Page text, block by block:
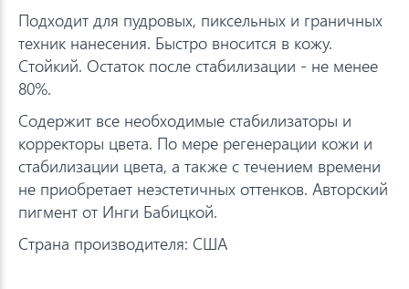
Подходит для пудровых, пиксельных и граничных
техник нанесения. Быстро вносится в кожу.
Стойкий. Остаток после стабилизации - не менее
80%.
Содержит все необходимые стабилизаторы и
корректоры цвета. По мере регенерации кожи и
стабилизации цвета, а также с течением времени
не приобретает неэстетичных оттенков. Авторский
пигмент от Инги Бабицкой.
Страна производителя: США